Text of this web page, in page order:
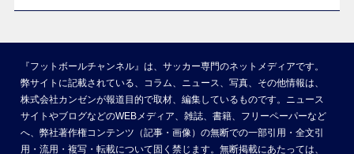
『フットボールチャンネル』は、サッカー専門のネットメディアです。
弊サイトに記載されている、コラム、ニュース、写真、その他情報は、
株式会社カンゼンが報道目的で取材、編集しているものです。ニュース
サイトやブログなどのWEBメディア、雑誌、書籍、フリーペーパーなど
へ、弊社著作権コンテンツ（記事・画像）の無断での一部引用・全文引
用・流用・複写・転載について固く禁じます。無断掲載にあたっては、